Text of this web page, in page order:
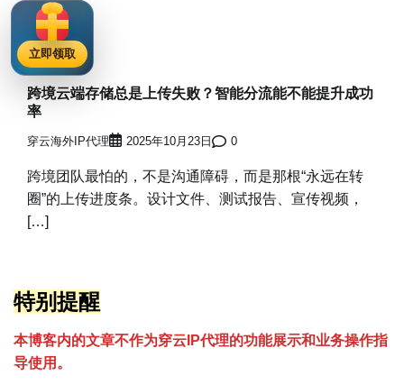
动态机房IP
跨境云端存储总是上传失败？智能分流能不能提升成功
率
穿云海外IP代理 2025年10月23日 0
跨境团队最怕的，不是沟通障碍，而是那根“永远在转
圈”的上传进度条。设计文件、测试报告、宣传视频，
[…]
特别提醒
本博客内的文章不作为穿云 P代理的功能展示和业务操作指
导使用。
立即领取